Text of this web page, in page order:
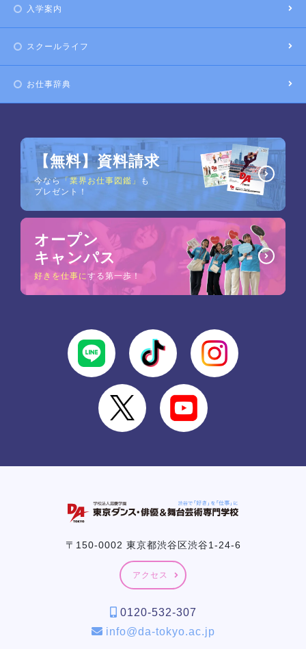
入学案内
スクールライフ
お仕事辞典
【無料】資料請求
今なら「業界お仕事図鑑」
も
プレゼント！
オープン
キャンパス
好きを仕事にする第一歩！
〒150-0002 東京都渋谷区渋谷1-24-6
アクセス
0120-532-307
info@da-tokyo.ac.jp